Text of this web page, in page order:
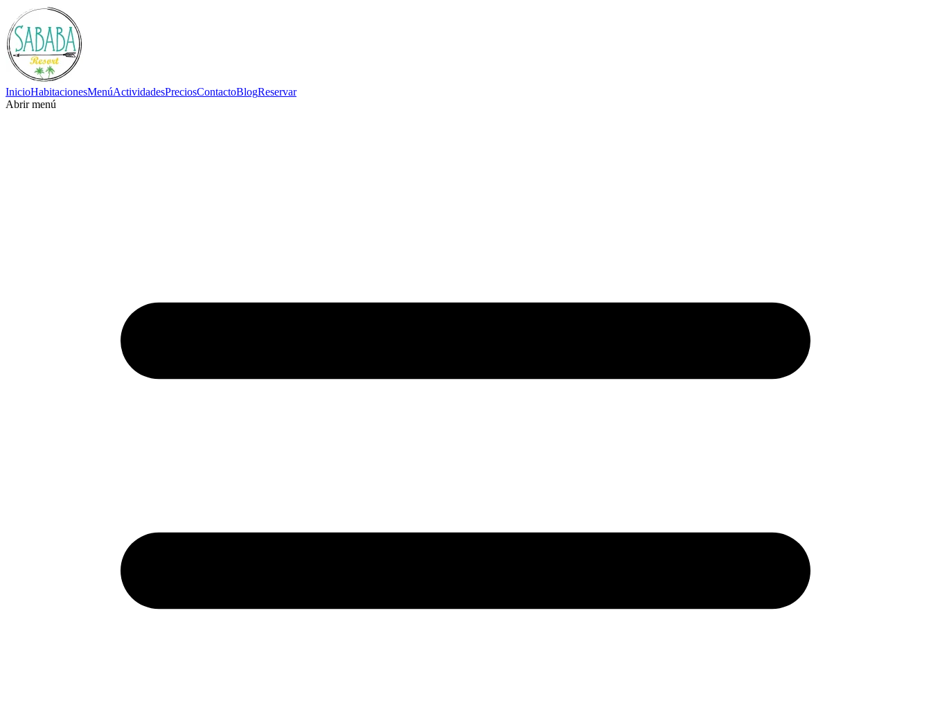
InicioHabitacionesMenúActividadesPreciosContactoBlogReservar
Abrir menú